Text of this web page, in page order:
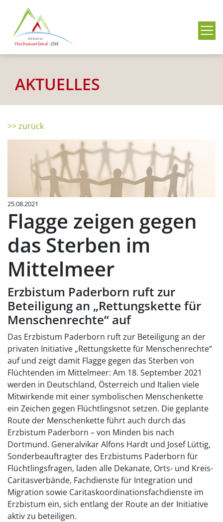
AKTUELLES
>> zurück
25.08.2021
Flagge zeigen gegen
das Sterben im
Mittelmeer
Erzbistum Paderborn ruft zur
Beteiligung an „Rettungskette für
Menschenrechte“ auf
Das Erzbistum Paderborn ruft zur Beteiligung an der
privaten Initiative „Rettungskette für Menschenrechte“
auf und zeigt damit Flagge gegen das Sterben von
Flüchtenden im Mittelmeer: Am 18. September 2021
werden in Deutschland, Österreich und Italien viele
Mitwirkende mit einer symbolischen Menschenkette
ein Zeichen gegen Flüchtlingsnot setzen. Die geplante
Route der Menschenkette führt auch durch das
Erzbistum Paderborn – von Minden bis nach
Dortmund. Generalvikar Alfons Hardt und Josef Lüttig,
Sonderbeauftragter des Erzbistums Paderborn für
Flüchtlingsfragen, laden alle Dekanate, Orts- und Kreis-
Caritasverbände, Fachdienste für Integration und
Migration sowie Caritaskoordinationsfachdienste im
Erzbistum ein, sich entlang der Route an der Initiative
aktiv zu beteiligen.